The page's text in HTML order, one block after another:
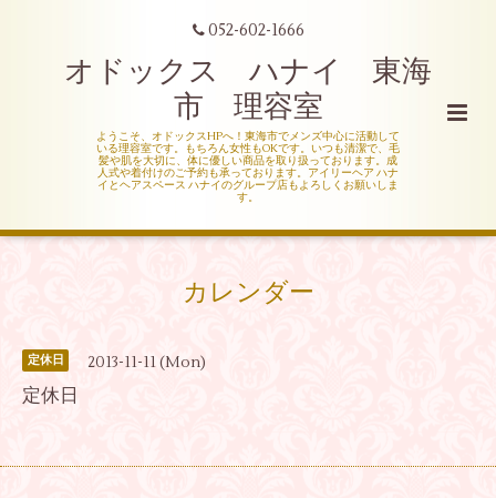
052-602-1666
オドックス ハナイ 東海
市 理容室
ようこそ、オドックスHPへ！東海市でメンズ中心に活動して
いる理容室です。もちろん女性もOKです。いつも清潔で、毛
髪や肌を大切に、体に優しい商品を取り扱っております。成
人式や着付けのご予約も承っております。アイリーヘア ハナ
イとヘアスペース ハナイのグループ店もよろしくお願いしま
す。
カレンダー
定休日 2013-11-11 (Mon)
定休日